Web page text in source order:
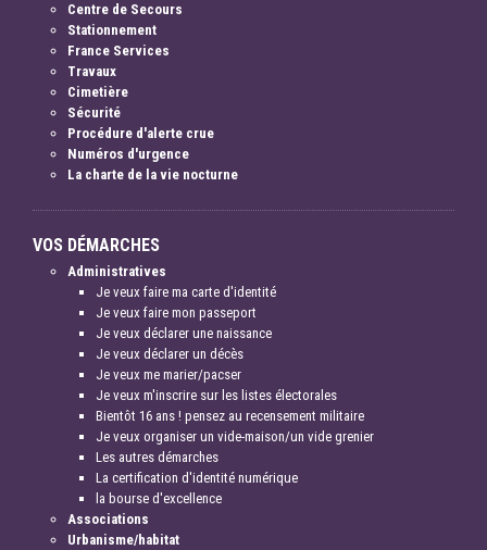
Centre de Secours
Stationnement
France Services
Travaux
Cimetière
Sécurité
Procédure d'alerte crue
Numéros d'urgence
La charte de la vie nocturne
VOS DÉMARCHES
Administratives
Je veux faire ma carte d'identité
Je veux faire mon passeport
Je veux déclarer une naissance
Je veux déclarer un décès
Je veux me marier/pacser
Je veux m'inscrire sur les listes électorales
Bientôt 16 ans ! pensez au recensement militaire
Je veux organiser un vide-maison/un vide grenier
Les autres démarches
La certification d'identité numérique
la bourse d'excellence
Associations
Urbanisme/habitat